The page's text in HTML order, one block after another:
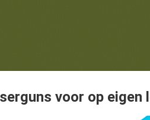
voor op eigen